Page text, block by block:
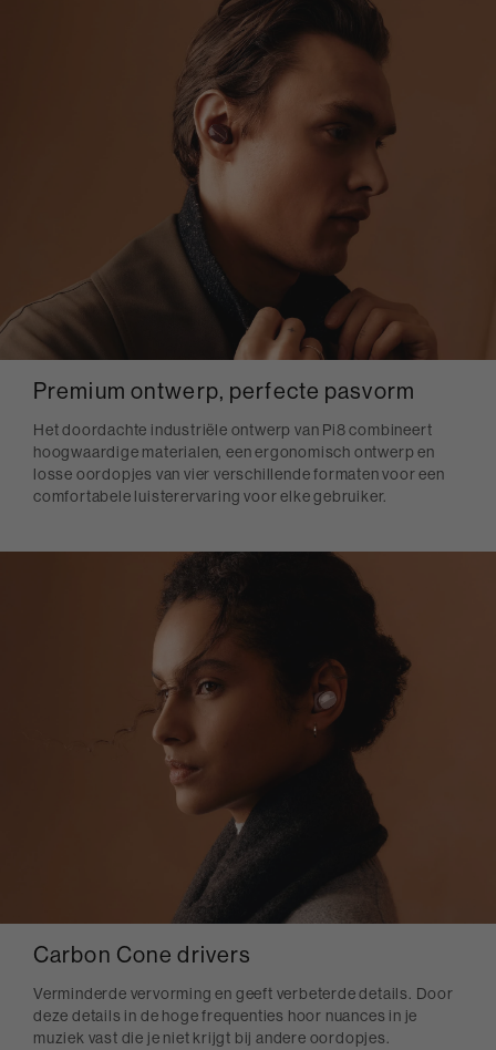
Premium ontwerp, perfecte pasvorm
Het doordachte industriële ontwerp van Pi8 combineert
hoogwaardige materialen, een ergonomisch ontwerp en
losse oordopjes van vier verschillende formaten voor een
comfortabele luisterervaring voor elke gebruiker.
Carbon Cone drivers
Verminderde vervorming en geeft verbeterde details. Door
deze details in de hoge frequenties hoor nuances in je
muziek vast die je niet krijgt bij andere oordopjes.